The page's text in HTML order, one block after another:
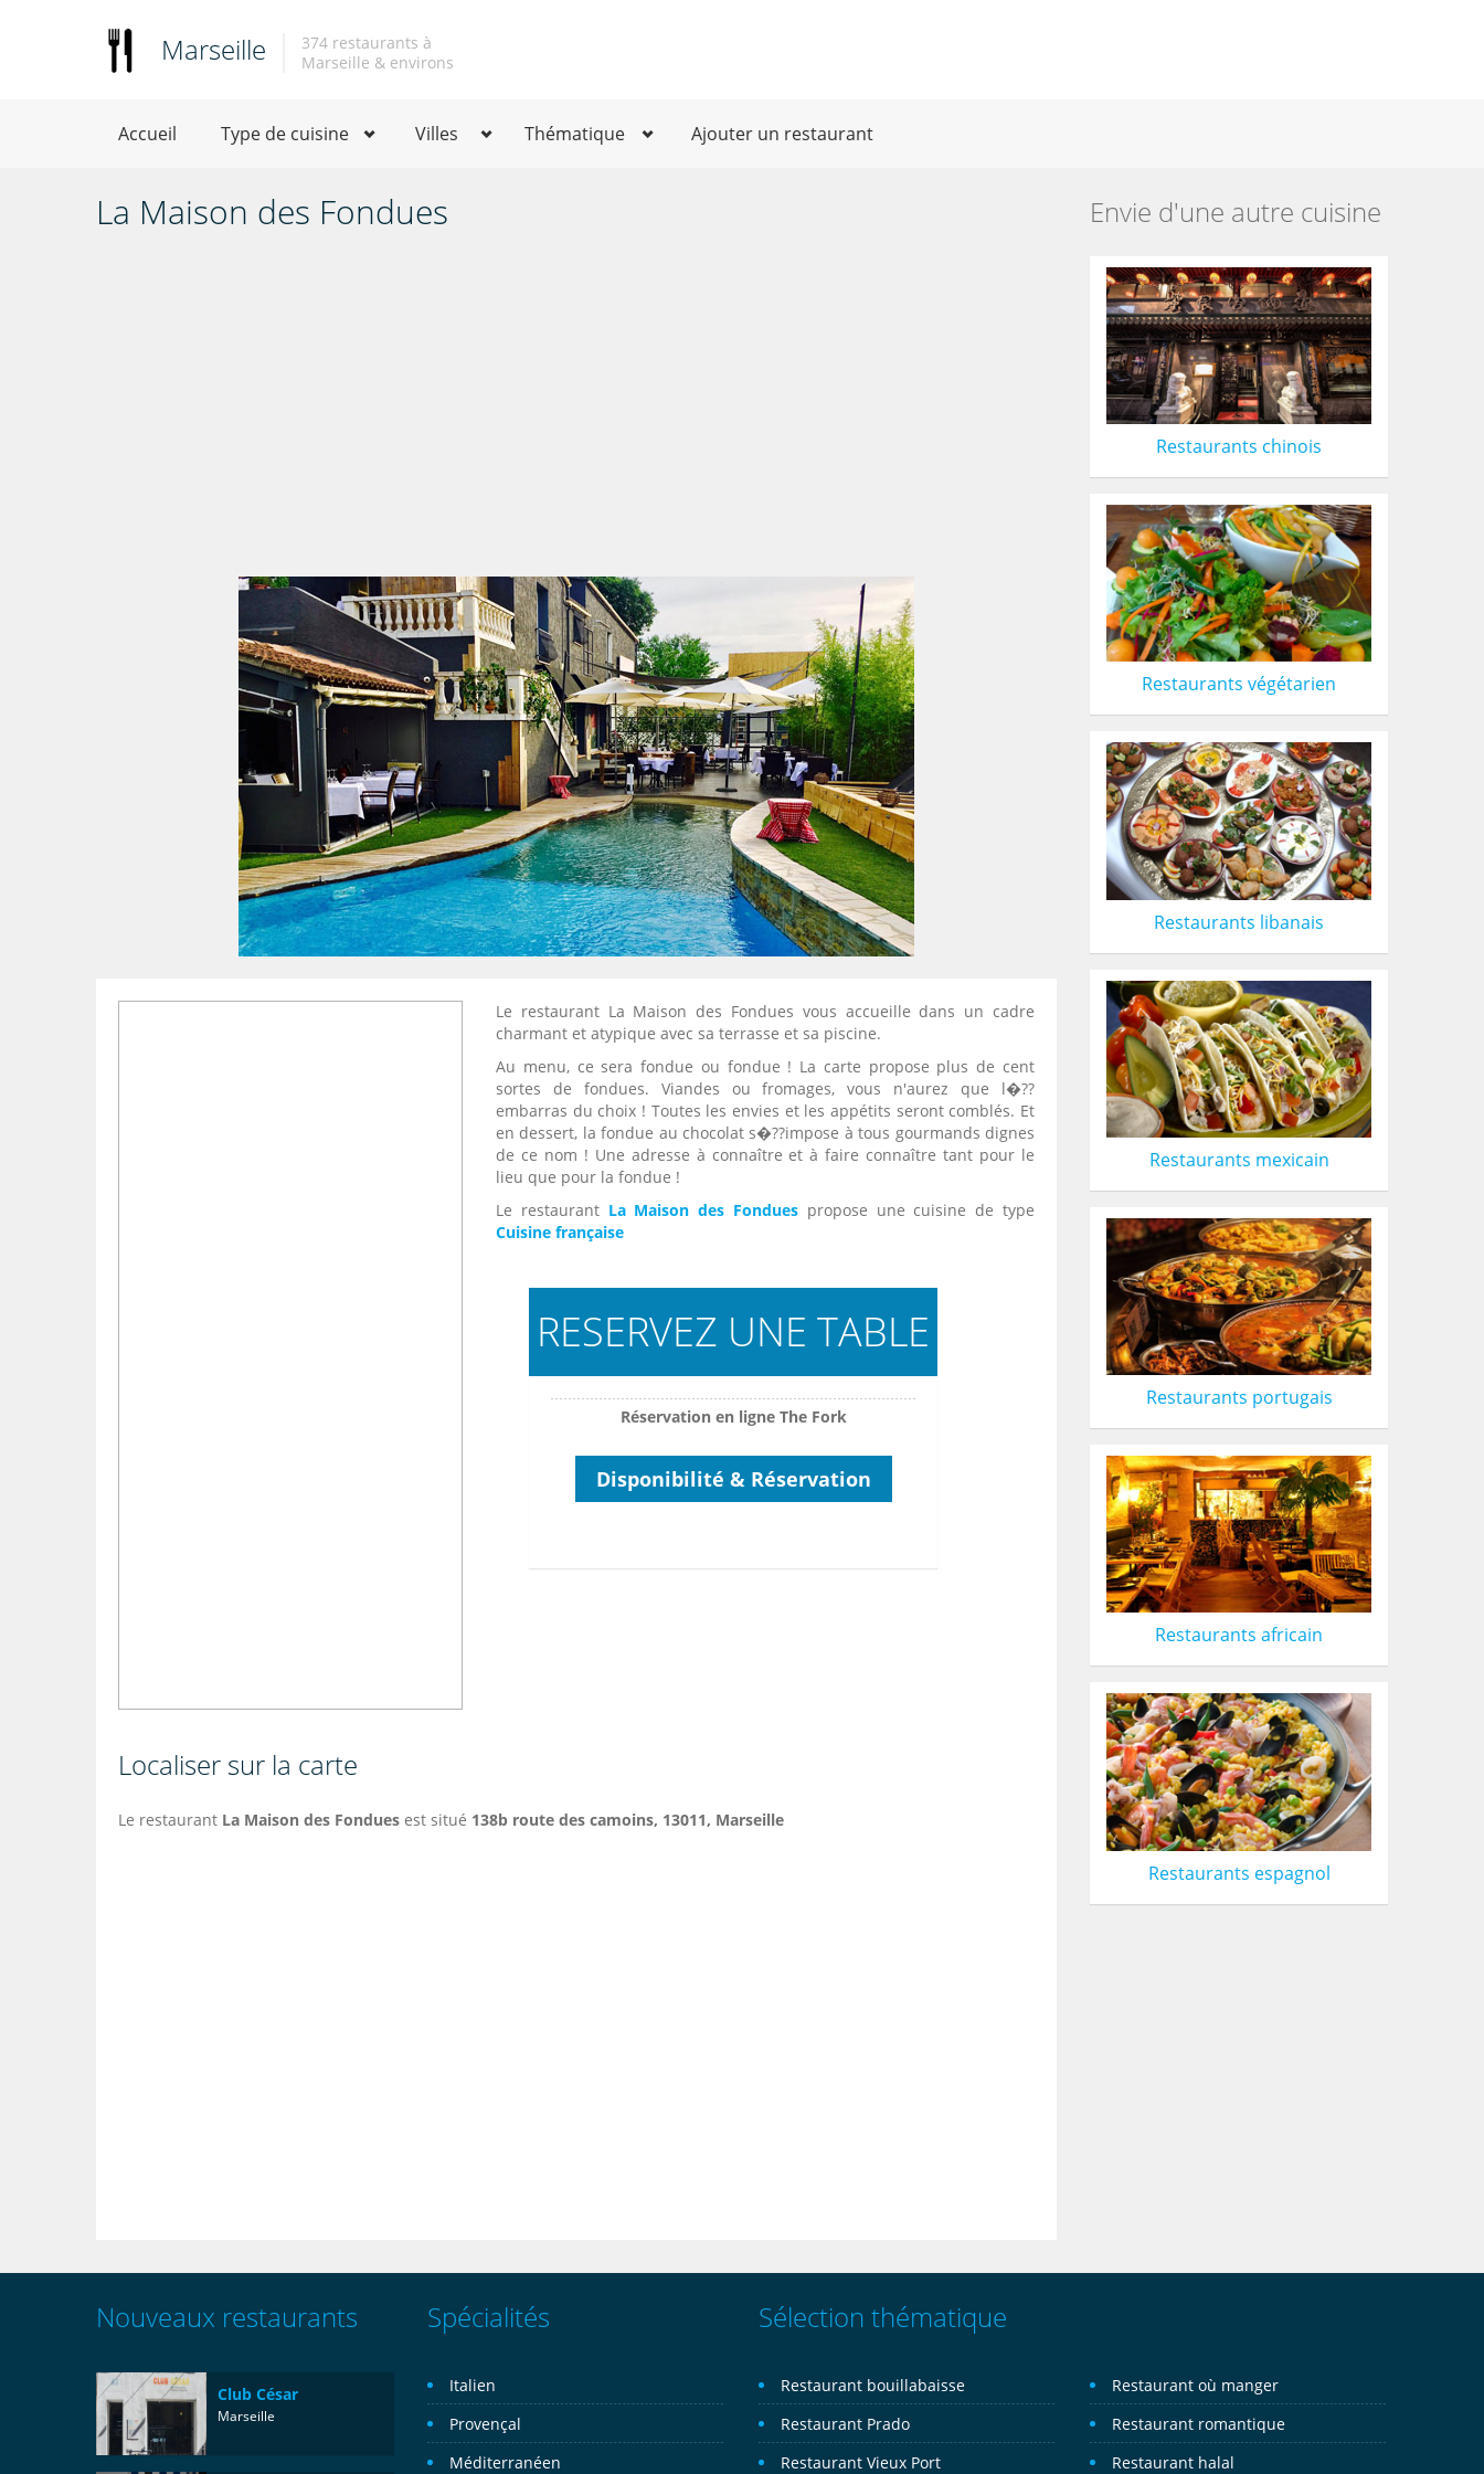
Marseille
374 restaurants à
Marseille & environs
Accueil Type de cuisine Villes Thématique Ajouter un restaurant
La Maison des Fondues
Le restaurant La Maison des Fondues vous accueille dans un cadre
charmant et atypique avec sa terrasse et sa piscine.
Au menu, ce sera fondue ou fondue ! La carte propose plus de cent
sortes de fondues. Viandes ou fromages, vous n'aurez que l�??
embarras du choix ! Toutes les envies et les appétits seront comblés. Et
en dessert, la fondue au chocolat s�??impose à tous gourmands dignes
de ce nom ! Une adresse à connaître et à faire connaître tant pour le
lieu que pour la fondue !
Le restaurant La Maison des Fondues propose une cuisine de type
Cuisine française
RESERVEZ UNE TABLE
Réservation en ligne The Fork
Disponibilité & Réservation
Localiser sur la carte
Le restaurant La Maison des Fondues est situé 138b route des camoins, 13011, Marseille
Envie d'une autre cuisine
Restaurants chinois
Restaurants végétarien
Restaurants libanais
Restaurants mexicain
Restaurants portugais
Restaurants africain
Restaurants espagnol
Nouveaux restaurants
Club César
Marseille
Spécialités
Italien
Provençal
Méditerranéen
Sélection thématique
Restaurant bouillabaisse
Restaurant Prado
Restaurant Vieux Port
Restaurant où manger
Restaurant romantique
Restaurant halal